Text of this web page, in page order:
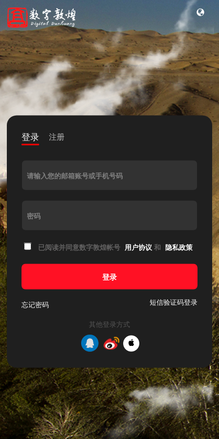
登录 注册
请输入您的邮箱账号或手机号码
密码
已阅读并同意数字敦煌帐号 用户协议 和 隐私政策
登录
忘记密码 短信验证码登录
其他登录方式